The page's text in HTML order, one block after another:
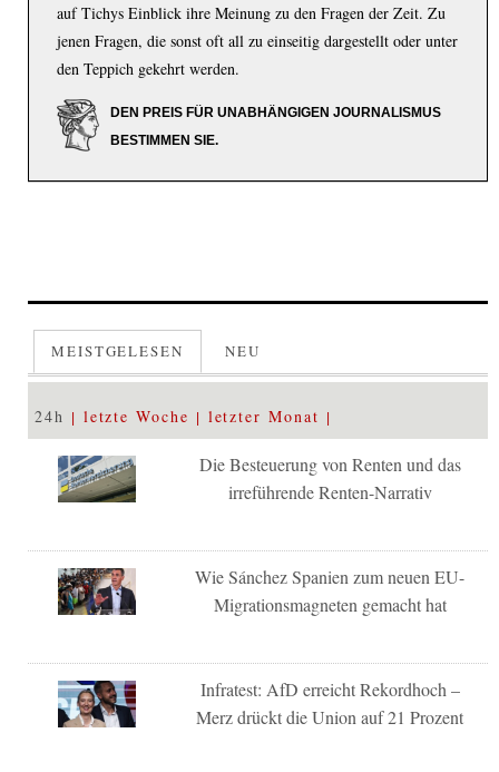
auf Tichys Einblick ihre Meinung zu den Fragen der Zeit. Zu
jenen Fragen, die sonst oft all zu einseitig dargestellt oder unter
den Teppich gekehrt werden.
DEN PREIS FÜR UNABHÄNGIGEN JOURNALISMUS
BESTIMMEN SIE.
MEISTGELESEN NEU
24h letzte Woche letzter Monat
Die Besteuerung von Renten und das
irreführende Renten-Narrativ
Wie Sánchez Spanien zum neuen EU-
Migrationsmagneten gemacht hat
Infratest: AfD erreicht Rekordhoch –
Merz drückt die Union auf 21 Prozent